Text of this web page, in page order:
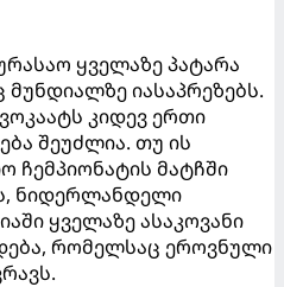
ყველაზე პატარა
მუნდიალზე იასაპრეზებს.
კიდევ ერთი
შეუძლია. თუ ის
ჩემპიონატის მატჩში
ნიდერლანდელი
ყველაზე ასაკოვანი
რომელსაც ეროვნული